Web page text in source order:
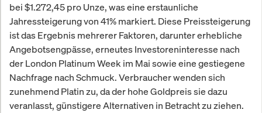
bei $1.272,45 pro Unze, was eine erstaunliche
Jahressteigerung von 41% markiert. Diese Preissteigerung
ist das Ergebnis mehrerer Faktoren, darunter erhebliche
Angebotsengpässe, erneutes Investoreninteresse nach
der London Platinum Week im Mai sowie eine gestiegene
Nachfrage nach Schmuck. Verbraucher wenden sich
zunehmend Platin zu, da der hohe Goldpreis sie dazu
veranlasst, günstigere Alternativen in Betracht zu ziehen.